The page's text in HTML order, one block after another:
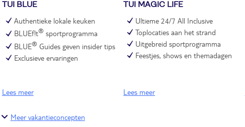
TUI BLUE
Authentieke lokale keuken
BLUEf!t® sportprogramma
BLUE® Guides geven insider tips
Exclusieve ervaringen
Lees meer
TUI MAGIC LIFE
Ultieme 24/7 All Inclusive
Toplocaties aan het strand
Uitgebreid sportprogramma
Feestjes, shows en themadagen
Lees meer
Meer vakantieconcepten